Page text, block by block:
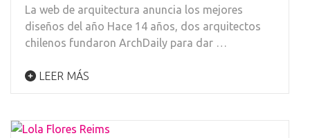
La web de arquitectura anuncia los mejores
diseños del año Hace 14 años, dos arquitectos
chilenos fundaron ArchDaily para dar …
LEER MÁS